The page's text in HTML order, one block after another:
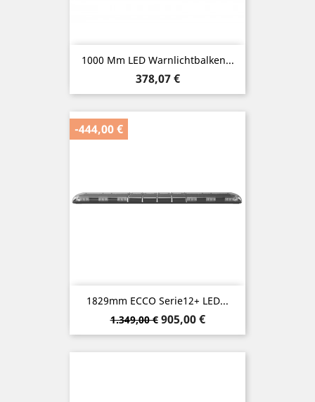
1000 Mm LED Warnlichtbalken...
Preis
378,07 €
1829mm ECCO Serie12+ LED...
Verkaufspreis
1.349,00 € Preis
905,00 €
-444,00 €